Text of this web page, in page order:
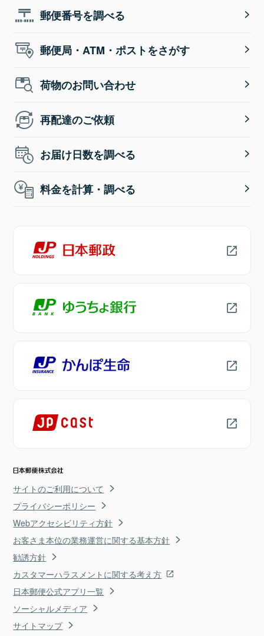
郵便番号を調べる
郵便局・ATM・ポストをさがす
荷物のお問い合わせ
再配達のご依頼
お届け日数を調べる
料金を計算・調べる
サイトのご利用について
プライバシーポリシー
Webアクセシビリティ方針
お客さま本位の業務運営に関する基本方針
勧誘方針
カスタマーハラスメントに関する考え方
日本郵便公式アプリ一覧
ソーシャルメディア
サイトマップ